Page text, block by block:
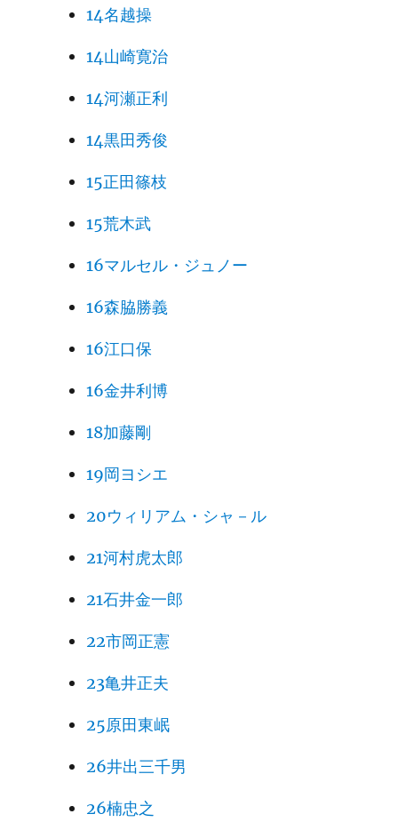
14名越操
14山崎寛治
14河瀬正利
14黒田秀俊
15正田篠枝
15荒木武
16マルセル・ジュノー
16森脇勝義
16江口保
16金井利博
18加藤剛
19岡ヨシエ
20ウィリアム・シャ－ル
21河村虎太郎
21石井金一郎
22市岡正憲
23亀井正夫
25原田東岷
26井出三千男
26楠忠之